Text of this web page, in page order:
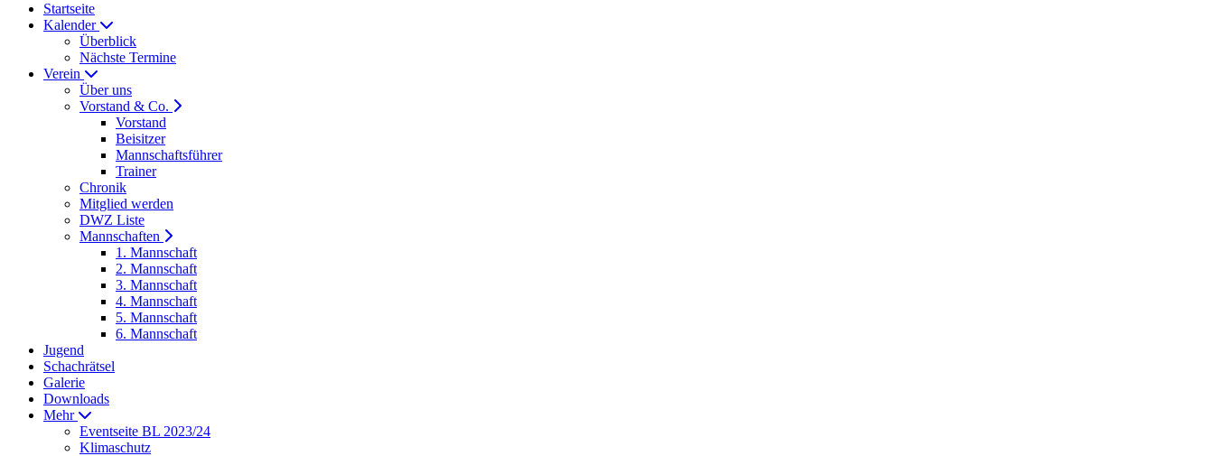
Startseite
Kalender
Überblick
Nächste Termine
Verein
Über uns
Vorstand & Co.
Vorstand
Beisitzer
Mannschaftsführer
Trainer
Chronik
Mitglied werden
DWZ Liste
Mannschaften
1. Mannschaft
2. Mannschaft
3. Mannschaft
4. Mannschaft
5. Mannschaft
6. Mannschaft
Jugend
Schachrätsel
Galerie
Downloads
Mehr
Eventseite BL 2023/24
Klimaschutz